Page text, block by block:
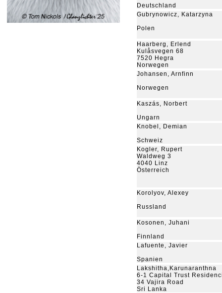
Deutschland
Gubrynowicz, Katarzyna
Polen
Haarberg, Erlend
Kulåsvegen 68
7520 Hegra
Norwegen
Johansen, Arnfinn
Norwegen
Kaszás, Norbert
Ungarn
Knobel, Demian
Schweiz
Kogler, Rupert
Waldweg 3
4040 Linz
Österreich
Korolyov, Alexey
Russland
Kosonen, Juhani
Finnland
Lafuente, Javier
Spanien
Lakshitha,Karunaranthna
6-1 Capital Trust
34 Vajira Road
Sri Lanka